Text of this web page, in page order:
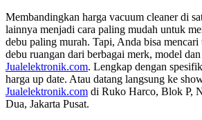
Membandingkan harga vacuum cleaner di
lainnya menjadi cara paling mudah untuk
debu paling murah. Tapi, Anda bisa
debu ruangan dari berbagai merk, model
Jualelektronik.com. Lengkap dengan
harga up date. Atau datang langsung ke
Jualelektronik.com di Ruko Harco, Blok P,
Dua, Jakarta Pusat.